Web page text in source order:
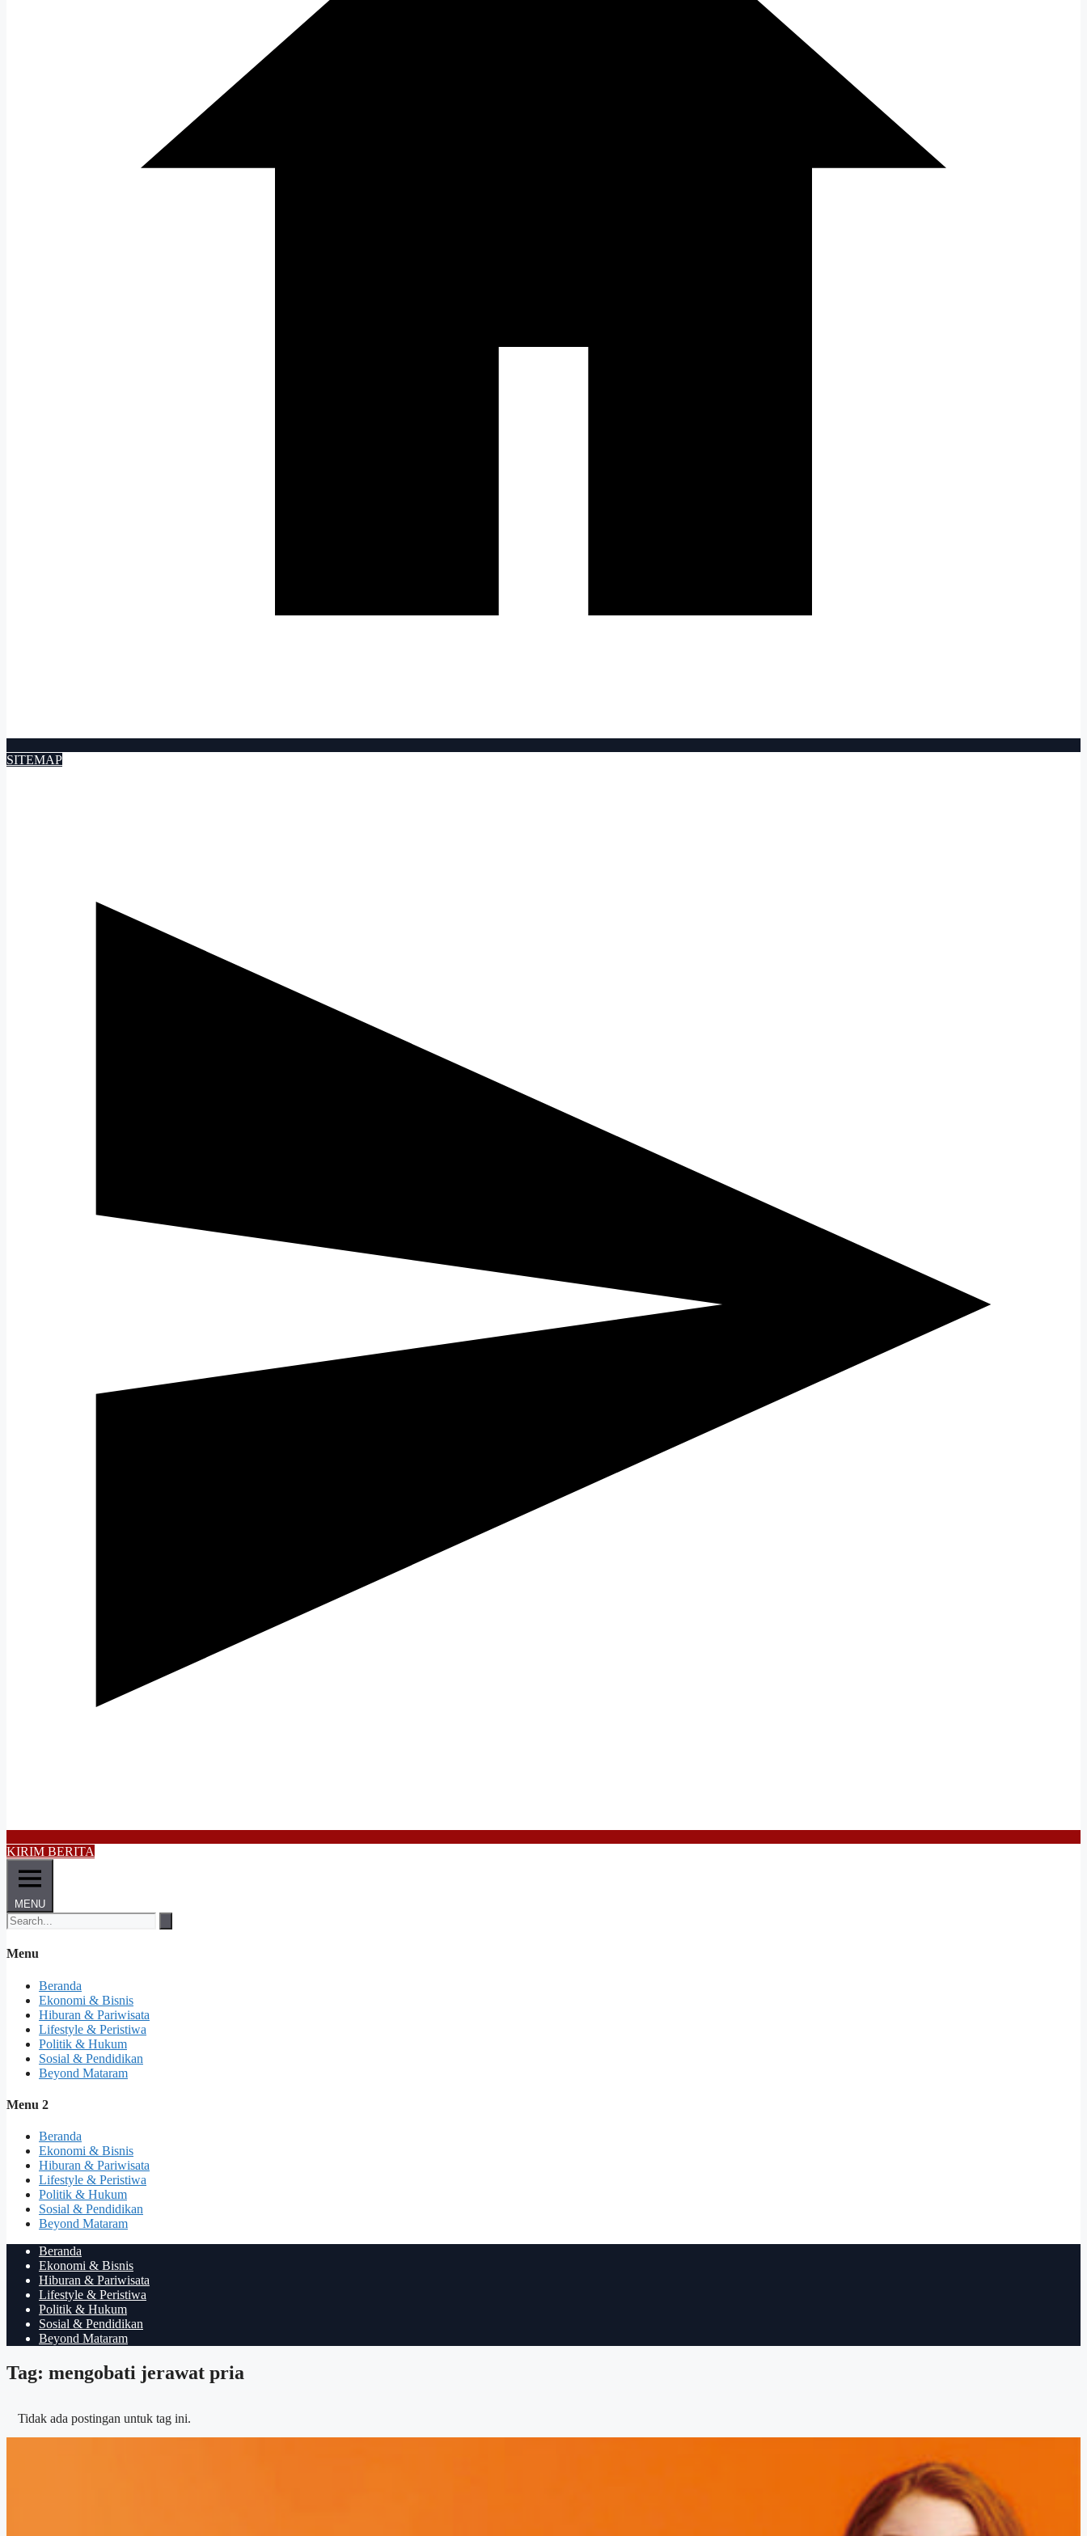
SITEMAP
KIRIM BERITA
MENU
Menu
Beranda
Ekonomi & Bisnis
Hiburan & Pariwisata
Lifestyle & Peristiwa
Politik & Hukum
Sosial & Pendidikan
Beyond Mataram
Menu 2
Beranda
Ekonomi & Bisnis
Hiburan & Pariwisata
Lifestyle & Peristiwa
Politik & Hukum
Sosial & Pendidikan
Beyond Mataram
Beranda
Ekonomi & Bisnis
Hiburan & Pariwisata
Lifestyle & Peristiwa
Politik & Hukum
Sosial & Pendidikan
Beyond Mataram
Tag: mengobati jerawat pria
Tidak ada postingan untuk tag ini.